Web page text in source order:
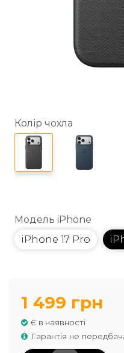
Колір чохла
Модель iPhone
iPhone 17 Pro
1 499 грн
Є в наявності
Гарантія не